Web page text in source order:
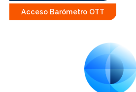
Acceso Barómetro OTT